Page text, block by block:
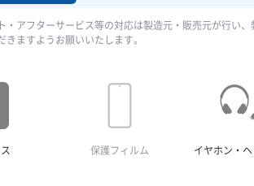
アフターサービス等の対応は製造元・販売元が行い、
ますようお願いいたします。
保護フィルム イヤホン・